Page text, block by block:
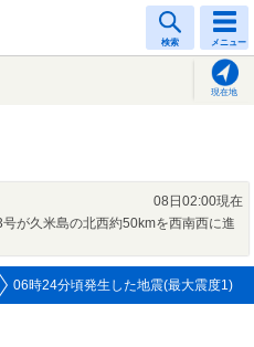
検索 メニュー
現在地
08日02:00現在
が久米島の北西約50kmを西南西に進
06時24分頃発生した地震(最大震度1)